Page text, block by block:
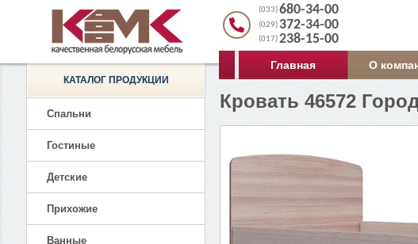
(033)680-34-00
(029) 372-34-00
(017)238-15-00
Главная О
Кровать 46572
КАТАЛОГ ПРОДУКЦИИ
Спальни
Гостиные
Детские
Прихожие
Ванные